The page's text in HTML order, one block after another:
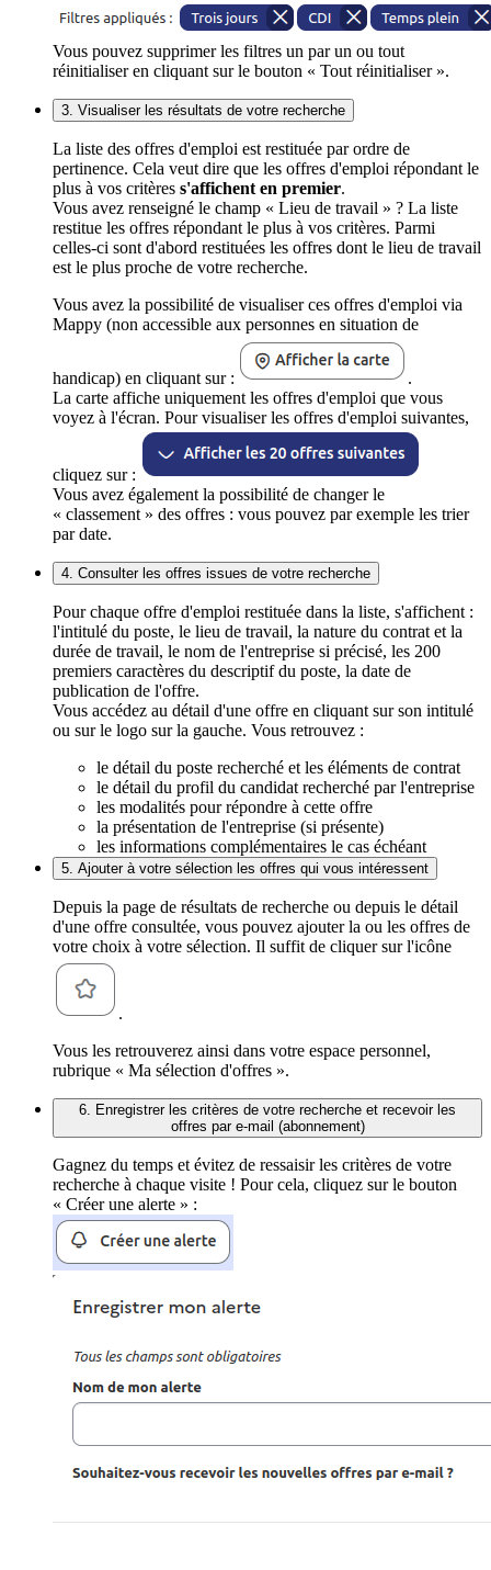
Vous pouvez supprimer les filtres un par un ou tout
réinitialiser en cliquant sur le bouton « Tout réinitialiser ».
3. Visualiser les résultats de votre recherche
La liste des offres d'emploi est restituée par ordre de
pertinence. Cela veut dire que les offres d'emploi répondant le
plus à vos critères s'affichent en premier.
Vous avez renseigné le champ « Lieu de travail » ? La liste
restitue les offres répondant le plus à vos critères. Parmi
celles-ci sont d'abord restituées les offres dont le lieu de travail
est le plus proche de votre recherche.
Vous avez la possibilité de visualiser ces offres d'emploi via
Mappy (non accessible aux personnes en situation de
handicap) en cliquant sur :
.
La carte affiche uniquement les offres d'emploi que vous
voyez à l'écran. Pour visualiser les offres d'emploi suivantes,
cliquez sur :
Vous avez également la possibilité de changer le
« classement » des offres : vous pouvez par exemple les trier
par date.
4. Consulter les offres issues de votre recherche
Pour chaque offre d'emploi restituée dans la liste, s'affichent :
l'intitulé du poste, le lieu de travail, la nature du contrat et la
durée de travail, le nom de l'entreprise si précisé, les 200
premiers caractères du descriptif du poste, la date de
publication de l'offre.
Vous accédez au détail d'une offre en cliquant sur son intitulé
ou sur le logo sur la gauche. Vous retrouvez :
le détail du poste recherché et les éléments de contrat
le détail du profil du candidat recherché par l'entreprise
les modalités pour répondre à cette offre
la présentation de l'entreprise (si présente)
les informations complémentaires le cas échéant
5. Ajouter à votre sélection les offres qui vous intéressent
Depuis la page de résultats de recherche ou depuis le détail
d'une offre consultée, vous pouvez ajouter la ou les offres de
votre choix à votre sélection. Il suffit de cliquer sur l'icône
.
Vous les retrouverez ainsi dans votre espace personnel,
rubrique « Ma sélection d'offres ».
6. Enregistrer les critères de votre recherche et recevoir les
offres par e-mail (abonnement)
Gagnez du temps et évitez de ressaisir les critères de votre
recherche à chaque visite ! Pour cela, cliquez sur le bouton
« Créer une alerte » :